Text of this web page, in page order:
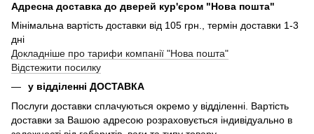
Адресна доставка до дверей кур'єром "Нова пошта"
Мінімальна вартість доставки від 105 грн., термін доставки 1-3
дні
Докладніше про тарифи компанії "Нова пошта"
Відстежити посилку
у відділенні ДОСТАВКА
Послуги доставки сплачуються окремо у відділенні. Вартість
доставки за Вашою адресою розраховується індивідуально в